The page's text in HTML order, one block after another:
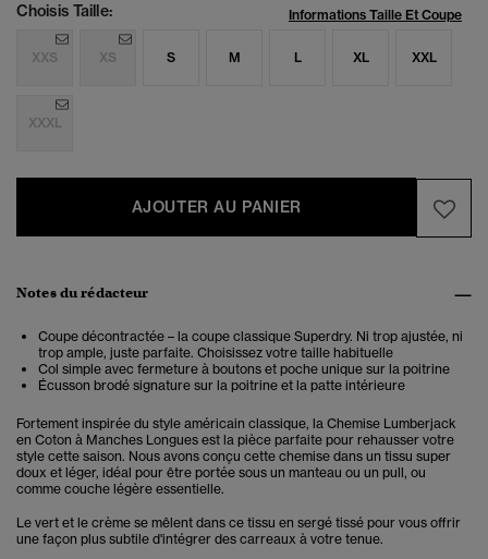
Choisis Taille: Informations Taille Et Coupe
XXS XS S M L XL XXL
XXXL
AJOUTER AU PANIER
Notes du rédacteur
Coupe décontractée – la coupe classique Superdry. Ni trop ajustée, ni
trop ample, juste parfaite. Choisissez votre taille habituelle
Col simple avec fermeture à boutons et poche unique sur la poitrine
Écusson brodé signature sur la poitrine et la patte intérieure
Fortement inspirée du style américain classique, la Chemise Lumberjack
en Coton à Manches Longues est la pièce parfaite pour rehausser votre
style cette saison. Nous avons conçu cette chemise dans un tissu super
doux et léger, idéal pour être portée sous un manteau ou un pull, ou
comme couche légère essentielle.
Le vert et le crème se mêlent dans ce tissu en sergé tissé pour vous offrir
une façon plus subtile d'intégrer des carreaux à votre tenue.